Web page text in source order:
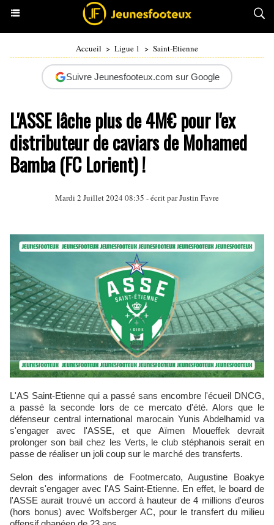
Accueil > Ligue 1 > Saint-Etienne
Suivre Jeunesfooteux.com sur Google
L'ASSE lâche plus de 4M€ pour l'ex
distributeur de caviars de Mohamed
Bamba (FC Lorient) !
Mardi 2 Juillet 2024 08:35 - écrit parJustin Favre
L'AS Saint-Etienne qui a passé sans encombre l'écueil DNCG,
a passé la seconde lors de ce mercato d'été. Alors que le
défenseur central international marocain Yunis Abdelhamid va
s'engager avec l'ASSE, et que Aïmen Moueffek devrait
prolonger son bail chez les Verts, le club stéphanois serait en
passe de réaliser un joli coup sur le marché des transferts.
Selon des informations de Footmercato, Augustine Boakye
devrait s'engager avec l'AS Saint-Etienne. En effet, le board de
l'ASSE aurait trouvé un accord à hauteur de 4 millions d'euros
(hors bonus) avec Wolfsberger AC, pour le transfert du milieu